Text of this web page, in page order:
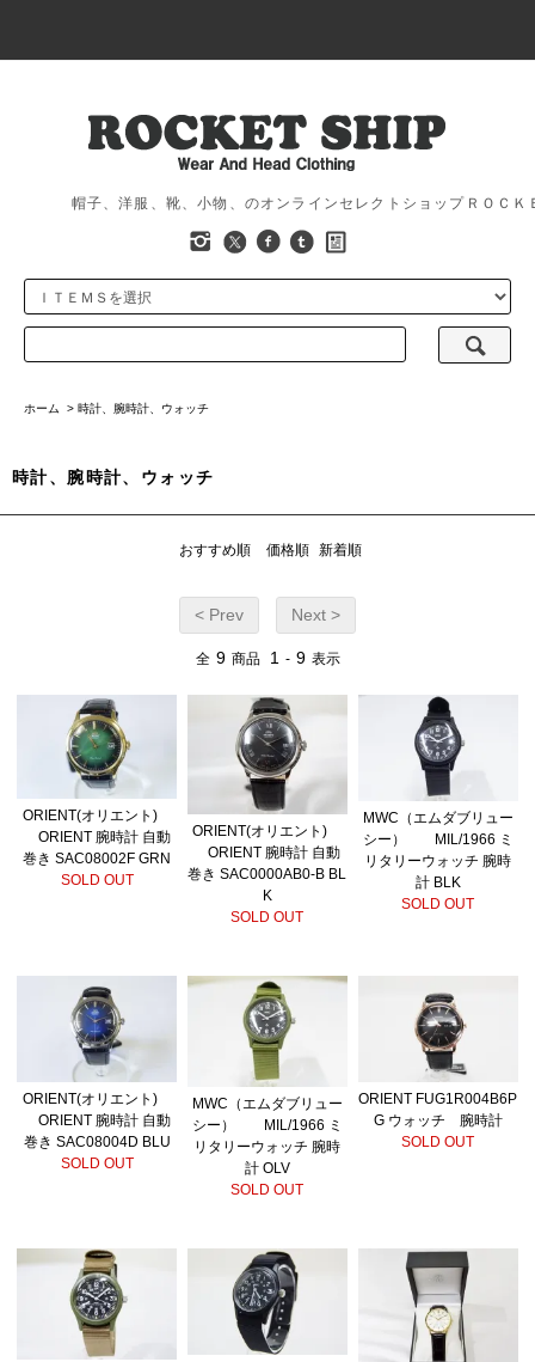
帽子、洋服、靴、小物、のオンラインセレクトショップＲＯＣ
ホーム > 時計、腕時計、ウォッチ
時計、腕時計、ウォッチ
おすすめ順 価格順 新着順
< Prev Next >
全 9 商品 1 - 9 表示
ORIENT(オリエント)
ORIENT 腕時計 自動
巻き SAC08002F GRN
SOLD OUT
ORIENT(オリエント)
ORIENT 腕時計 自動
巻き SAC0000AB0-B BL
K
SOLD OUT
MWC（エムダブリュー
シー） MIL/1966 ミ
リタリーウォッチ 腕時
計 BLK
SOLD OUT
ORIENT(オリエント)
ORIENT 腕時計 自動
巻き SAC08004D BLU
SOLD OUT
MWC（エムダブリュー
シー） MIL/1966 ミ
リタリーウォッチ 腕時
計 OLV
SOLD OUT
ORIENT FUG1R004B6P
G ウォッチ 腕時計
SOLD OUT